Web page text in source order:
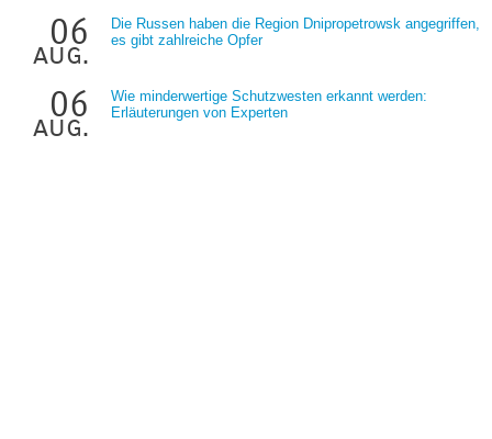
06
aug.
Die Russen haben die Region Dnipropetrowsk angegriffen,
es gibt zahlreiche Opfer
06
aug.
Wie minderwertige Schutzwesten erkannt werden:
Erläuterungen von Experten